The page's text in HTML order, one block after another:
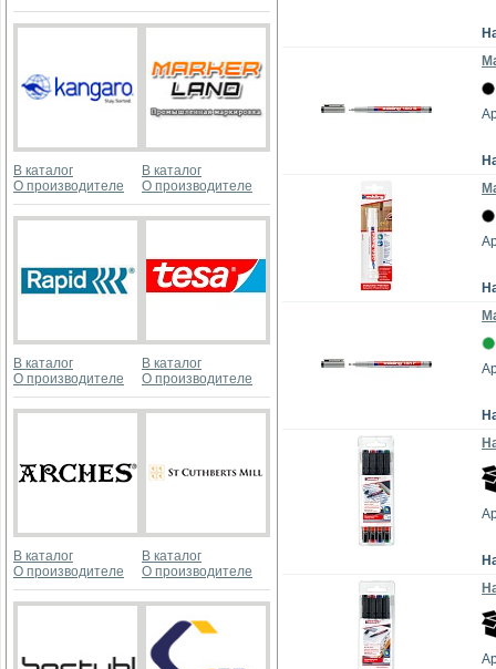
В каталог
О производителе
В каталог
О производителе
В каталог
О производителе
В каталог
О производителе
В каталог
О производителе
В каталог
О производителе